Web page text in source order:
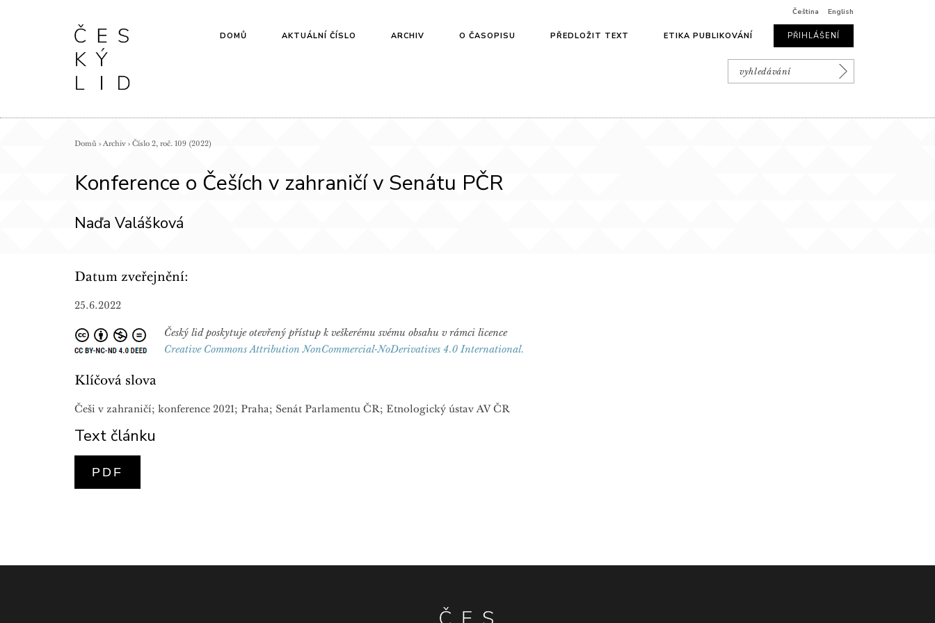
Čeština English
DOMŮ AKTUÁLNÍ ČÍSLO ARCHIV O ČASOPISU PŘEDLOŽIT TEXT ETIKA PUBLIKOVÁNÍ PŘIHLÁŠENÍ
Domů › Archiv › Číslo 2, roč. 109 (2022)
Konference o Češích v zahraničí v Senátu PČR
Naďa Valášková
Datum zveřejnění:
25.6.2022
Český lid poskytuje otevřený přístup k veškerému svému obsahu v rámci licence
Creative Commons Attribution NonCommercial-NoDerivatives 4.0 International.
Klíčová slova
Češi v zahraničí; konference 2021; Praha; Senát Parlamentu ČR; Etnologický ústav AV ČR
Text článku
PDF